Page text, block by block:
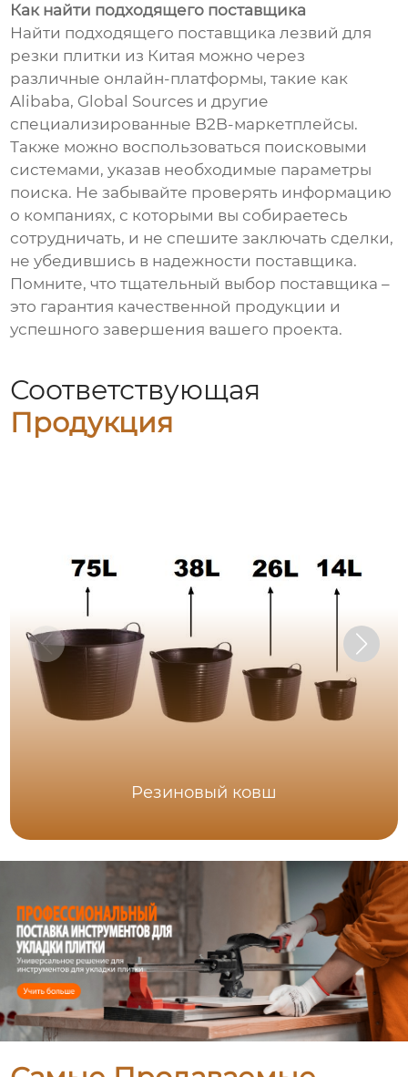
Как найти подходящего поставщика
Найти подходящего поставщика лезвий для
резки плитки из Китая можно через
различные онлайн-платформы, такие как
Alibaba, Global Sources и другие
специализированные B2B-маркетплейсы.
Также можно воспользоваться поисковыми
системами, указав необходимые параметры
поиска. Не забывайте проверять информацию
о компаниях, с которыми вы собираетесь
сотрудничать, и не спешите заключать сделки,
не убедившись в надежности поставщика.
Помните, что тщательный выбор поставщика –
это гарантия качественной продукции и
успешного завершения вашего проекта.
Соответствующая
Продукция
Резиновый ковш